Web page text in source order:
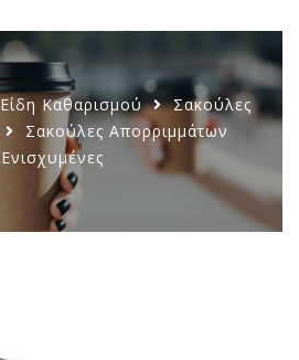
Είδη Καθαρισμού
Σακούλες
Σακούλες Απορριμμάτων
Ενισχυμένες